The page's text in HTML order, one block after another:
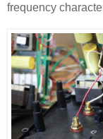
frequency